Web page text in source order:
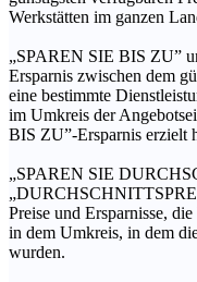
Werkstätten im ganzen
„SPAREN SIE BIS ZU”
Ersparnis zwischen dem
eine bestimmte
im Umkreis der
BIS ZU”-Ersparnis erzielt
„SPAREN SIE
Preise und Ersparnisse,
in dem Umkreis, in dem
wurden.